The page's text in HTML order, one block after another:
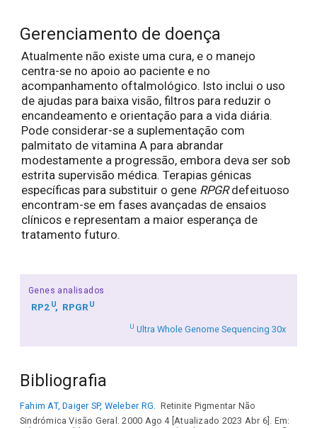
Gerenciamento de doença
Atualmente não existe uma cura, e o manejo
centra-se no apoio ao paciente e no
acompanhamento oftalmológico. Isto inclui o uso
de ajudas para baixa visão, filtros para reduzir o
encandeamento e orientação para a vida diária.
Pode considerar-se a suplementação com
palmitato de vitamina A para abrandar
modestamente a progressão, embora deva ser sob
estrita supervisão médica. Terapias génicas
específicas para substituir o gene RPGRdefeituoso
encontram-se em fases avançadas de ensaios
clínicos e representam a maior esperança de
tratamento futuro.
Genes analisados
RP2 U RPGRU
U Ultra Whole Genome Sequencing 30x
Bibliografia
Fahim AT, Daiger SP, Weleber RG. Retinite Pigmentar Não
Sindrómica Visão Geral. 2000 Ago 4 [Atualizado 2023 Abr 6]. Em: